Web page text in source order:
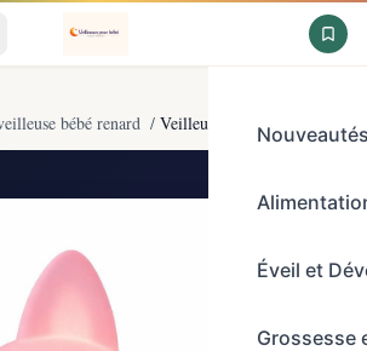
Éveil et
Grossesse
bébé renard / Veilleuse en forme de renard